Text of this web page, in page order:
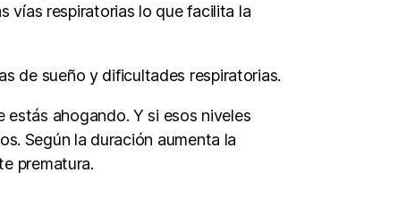
vías respiratorias lo que facilita la
de sueño y dificultades respiratorias.
ahogando. Y si esos niveles
Según la duración aumenta la
prematura.